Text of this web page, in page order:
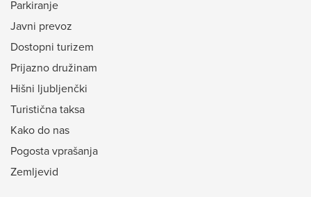
Parkiranje
Javni prevoz
Dostopni turizem
Prijazno družinam
Hišni ljubljenčki
Turistična taksa
Kako do nas
Pogosta vprašanja
Zemljevid